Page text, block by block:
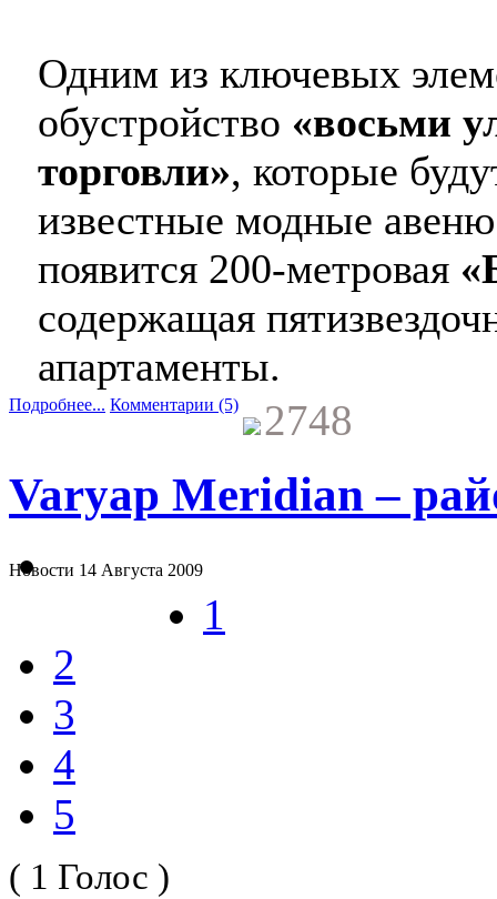
Одним из ключевых
обустройство «восьми
торговли», которые
известные модные
появится 200-метровая
содержащая
апартаменты.
Подробнее... Комментарии (5) 2748
Varyap Meridian –
Новости 14 Августа 2009
1
2
3
4
5
( 1 Голос )